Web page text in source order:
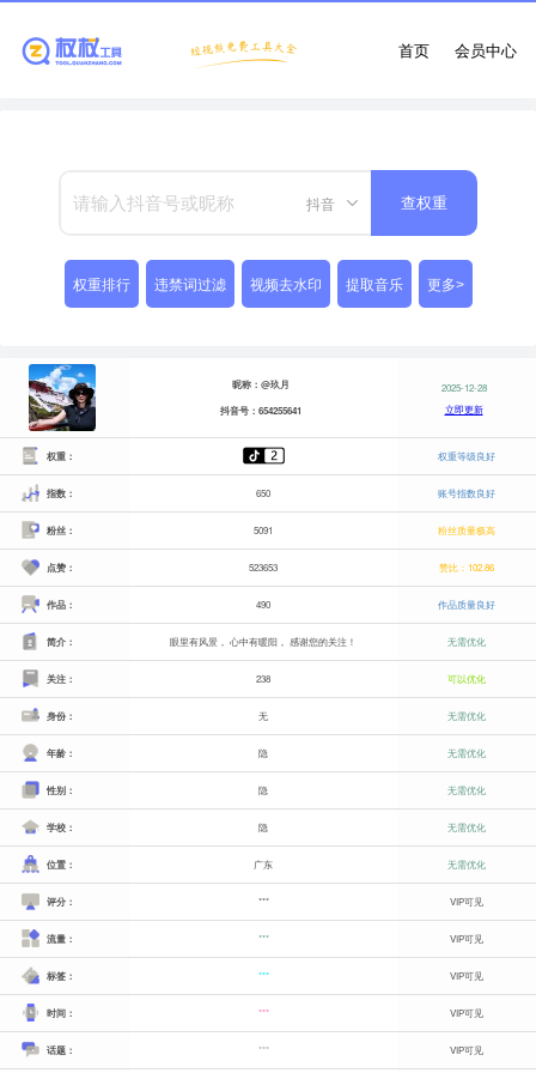
会员中心
首页
抖音 查权重
权重排行 违禁词过滤 视频去水印 提取音乐 更多>
昵称：@玖月
抖音号：654255641
2025-12-28
立即更新
权重： 权重等级良好
指数： 650 账号指数良好
粉丝： 5091 粉丝质量极高
点赞： 523653 赞比：102.86
作品： 490 作品质量良好
简介： 眼里有风景， 心中有暖阳， 感谢您的关注！ 无需优化
关注： 238 可以优化
身份： 无 无需优化
年龄： 隐 无需优化
性别： 隐 无需优化
学校： 隐 无需优化
位置： 广东 无需优化
评分： *** VIP可见
流量： *** VIP可见
标签： *** VIP可见
时间： *** VIP可见
话题： *** VIP可见